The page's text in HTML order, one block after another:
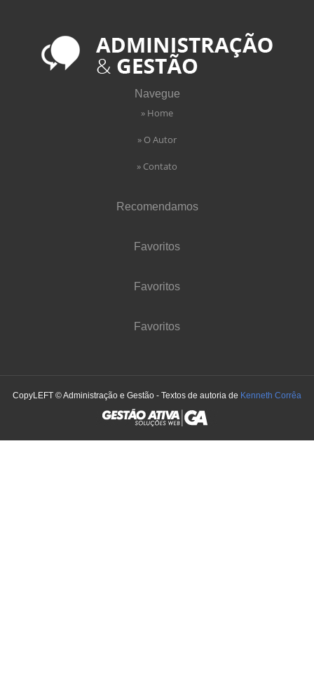
Navegue
» Home
» O Autor
» Contato
Recomendamos
Favoritos
Favoritos
Favoritos
CopyLEFT © Administração e Gestão - Textos de autoria de Kenneth Corrêa